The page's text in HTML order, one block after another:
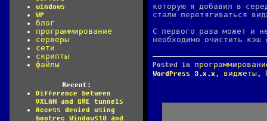
windows
WP
блог
программирование
серверы
сети
скрипты
файлы
Recent:
Difference between
VXLAN and GRE tunnels
Access denied using
bootrec Windows10 and
которую я добавил в
стали перетягиваться
С первого раза может и
необходимо очистить
Posted in
WordPress 3.x.x , виджеты,